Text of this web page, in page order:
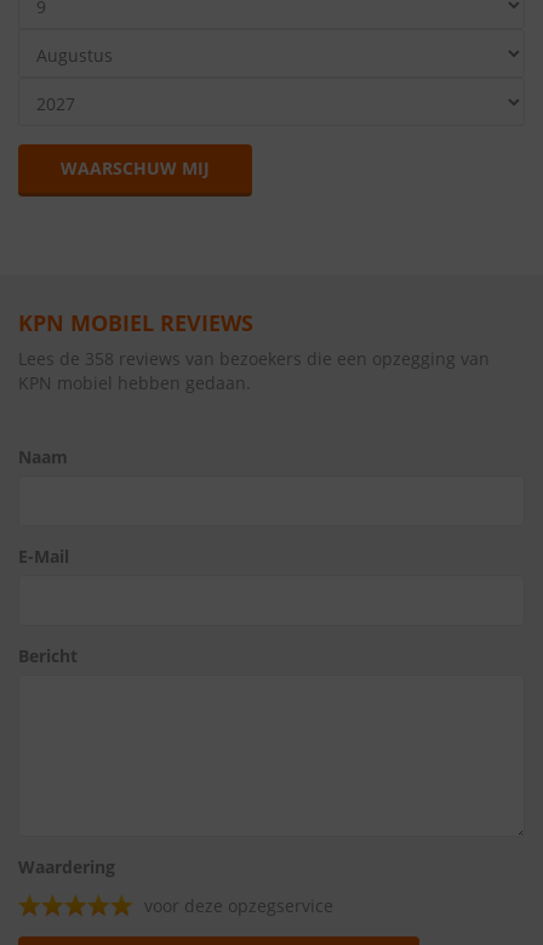
WAARSCHUW MIJ
KPN MOBIEL REVIEWS
Lees de 358 reviews van bezoekers die een opzegging van
KPN mobiel hebben gedaan.
Naam
E-Mail
Bericht
Waardering
voor deze opzegservice